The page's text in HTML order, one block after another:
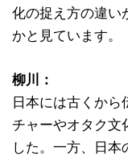
化の捉え方の違い
かと見ています。
柳川：
日本には古くから
チャーやオタク文
した。一方、日本